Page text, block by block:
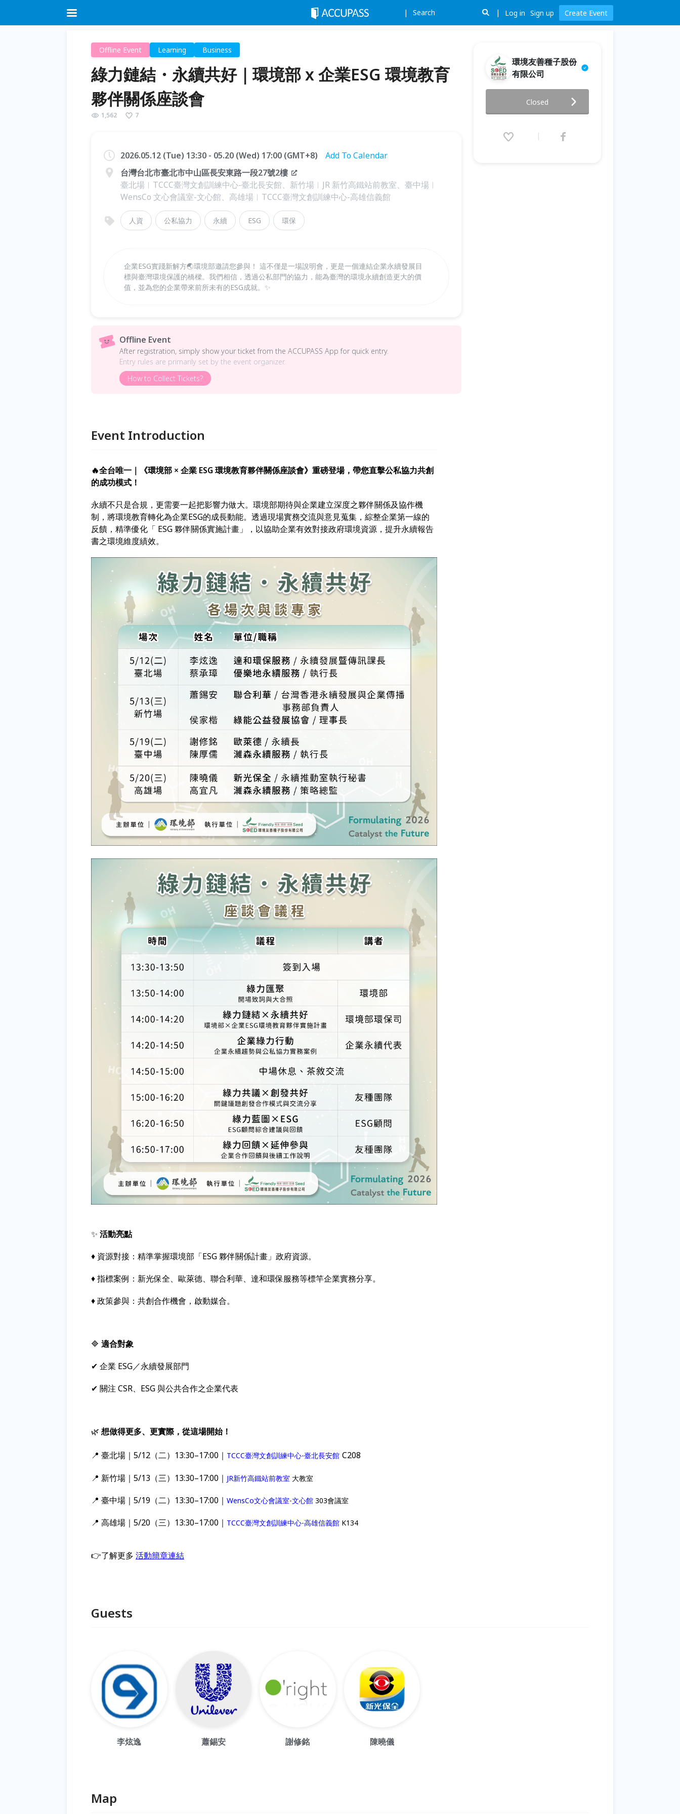
Search Log in Sign up Create Event
Offline Event Learning Business
綠力鏈結・永續共好｜環境部 x 企業ESG 環境教育
夥伴關係座談會
1,562 7
2026.05.12 (Tue) 13:30 - 05.20 (Wed) 17:00 (GMT+8)
Add To Calendar
台灣台北市臺北市中山區長安東路一段27號2樓
臺北場︱TCCC臺灣文創訓練中心-臺北長安館、新竹場︱JR 新竹高鐵站前教室、臺中場︱
WensCo 文心會議室-文心館、高雄場︱TCCC臺灣文創訓練中心-高雄信義館
人資 公私協力 永續 ESG 環保
企業ESG實踐新解方🌏環境部邀請您參與！ 這不僅是一場說明會，更是一個連結企業永續發展目
標與臺灣環境保護的橋樑。我們相信，透過公私部門的協力，能為臺灣的環境永續創造更大的價
值，並為您的企業帶來前所未有的ESG成就。✨
Offline Event
After registration, simply show your ticket from the ACCUPASS App for quick entry.
Entry rules are primarily set by the event organizer.
How to Collect Tickets?
Event Introduction
🔥全台唯一｜《環境部 × 企業 ESG 環境教育夥伴關係座談會》重磅登場，帶您直擊公私協力共創
的成功模式！
永續不只是合規，更需要一起把影響力做大。環境部期待與企業建立深度之夥伴關係及協作機
制，將環境教育轉化為企業ESG的成長動能。透過現場實務交流與意見蒐集，綜整企業第一線的
反饋，精準優化「 ESG 夥伴關係實施計畫」，以協助企業有效對接政府環境資源，提升永續報告
書之環境維度績效。
✨ 活動亮點
♦️ 資源對接：精準掌握環境部「ESG 夥伴關係計畫」政府資源。
♦️ 指標案例：新光保全、歐萊德、聯合利華、達和環保服務等標竿企業實務分享。
♦️ 政策參與：共創合作機會，啟動媒合。
🔷 適合對象
✔ 企業 ESG／永續發展部門
✔ 關注 CSR、ESG 與公共合作之企業代表
🌿 想做得更多、更實際，從這場開始！
📍 臺北場｜5/12（二）13:30–17:00｜ TCCC臺灣文創訓練中心-臺北長安館 C208
📍 新竹場｜5/13（三）13:30–17:00｜ JR新竹高鐵站前教室 大教室
📍 臺中場｜5/19（二）13:30–17:00｜ WensCo文心會議室-文心館 303會議室
📍 高雄場｜5/20（三）13:30–17:00｜ TCCC臺灣文創訓練中心-高雄信義館 K134
👉了解更多 活動簡章連結
環境友善種子股份
有限公司
企業ESG 環境教育夥伴關係座談
會
(Wed) 17:00 (GMT+8)
Closed
Guests
李炫逸 蕭錫安 謝修銘 陳曉儀
Map